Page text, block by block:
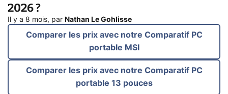
2026 ?
Il y a 8 mois, par Nathan Le Gohlisse
Comparer les prix avec notre Comparatif PC
portable MSI
Comparer les prix avec notre Comparatif PC
portable 13 pouces